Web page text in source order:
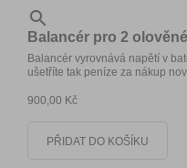

Balancér pro 2
Balancér vyrovnává napětí v
ušetříte tak peníze za nákup
900,00 Kč
PŘIDAT DO KOŠÍKU